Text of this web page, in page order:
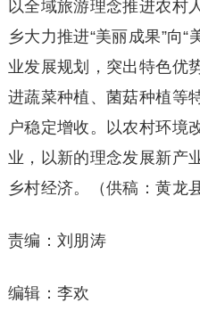
以全域旅游理念推进农村
乡大力推进“美丽成果”向
业发展规划，突出特色优
进蔬菜种植、菌菇种植等
户稳定增收。以农村环境
业，以新的理念发展新产
乡村经济。（供稿：黄龙
责编：刘朋涛
编辑：李欢